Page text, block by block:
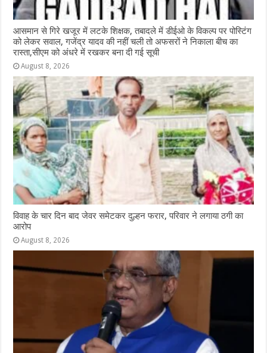
आसमान से गिरे खजूर में लटके शिक्षक, तबादले में डीईओ के विकल्प पर पोस्टिंग
को लेकर सवाल, गजेंद्र यादव की नहीं चली तो अफसरों ने निकाला बीच का
रास्ता,सीएम को अंधरे में रखकर बना दी गई सूची
August 8, 2026
विवाह के चार दिन बाद जेवर समेटकर दुल्हन फरार, परिवार ने लगाया ठगी का
आरोप
August 8, 2026